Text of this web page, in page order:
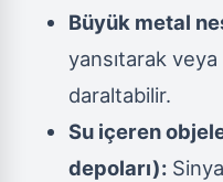
Büyük metal
yansıtarak veya
daraltabilir.
Su içeren
depoları):